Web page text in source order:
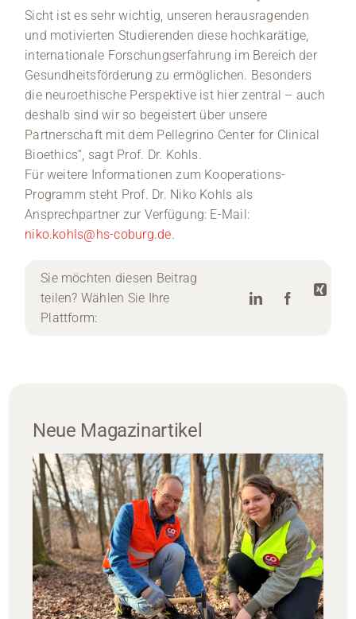
Sicht ist es sehr wichtig, unseren herausragenden
und motivierten Studierenden diese hochkarätige,
internationale Forschungserfahrung im Bereich der
Gesundheitsförderung zu ermöglichen. Besonders
die neuroethische Perspektive ist hier zentral – auch
deshalb sind wir so begeistert über unsere
Partnerschaft mit dem Pellegrino Center for Clinical
Bioethics“, sagt Prof. Dr. Kohls.
Für weitere Informationen zum Kooperations-
Programm steht Prof. Dr. Niko Kohls als
Ansprechpartner zur Verfügung: E-Mail:
niko.kohls@hs-coburg.de.
Sie möchten diesen Beitrag
teilen? Wählen Sie Ihre
Plattform:
Neue Magazinartikel